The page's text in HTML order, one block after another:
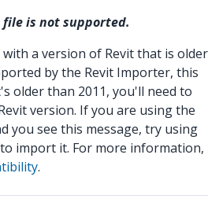
file is not supported.
a version of Revit that is older
by the Revit Importer, this
older than 2011, you'll need to
version. If you are using the
you see this message, try using
import it. For more information,
.